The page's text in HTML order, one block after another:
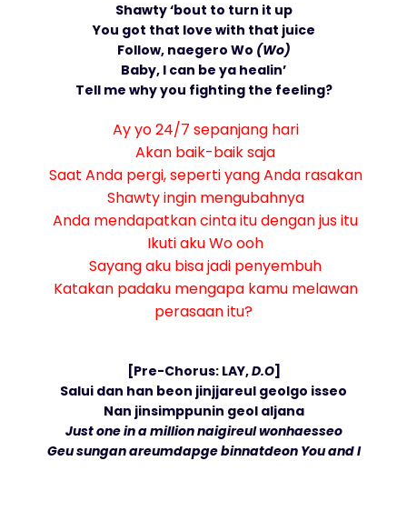
Shawty ‘bout to turn it up
You got that love with that juice
Follow, naegero Wo (Wo)
Baby, I can be ya healin’
Tell me why you fighting the feeling?
Ay yo 24/7 sepanjang hari
Akan baik-baik saja
Saat Anda pergi, seperti yang Anda rasakan
Shawty ingin mengubahnya
Anda mendapatkan cinta itu dengan jus itu
Ikuti aku Wo ooh
Sayang aku bisa jadi penyembuh
Katakan padaku mengapa kamu melawan
perasaan itu?
[Pre-Chorus: LAY,D.O]
Salui dan han beon jinjjareul geolgo isseo
Nan jinsimppunin geol aljana
Just one in a million naigireul wonhaesseo
Geu sungan areumdapge binnatdeon You and I